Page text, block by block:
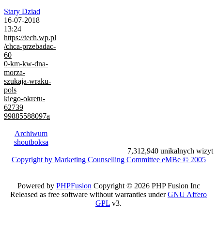
Stary Dziad
16-07-2018
13:24
https://tech.wp.pl
/chca-przebadac-
60
0-km-kw-dna-
morza-
szukaja-wraku-
pols
kiego-okretu-
62739
99885588097a
Archiwum
shoutboksa
7,312,940 unikalnych wizyt
Copyright by Marketing Counselling Committee eMBe © 2005
Powered by PHPFusion Copyright © 2026 PHP Fusion Inc
Released as free software without warranties underGNU Affero
GPL v3.